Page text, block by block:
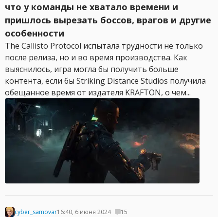
что у команды не хватало времени и
пришлось вырезать боссов, врагов и другие
особенности
The Callisto Protocol испытала трудности не только
после релиза, но и во время производства. Как
выяснилось, игра могла бы получить больше
контента, если бы Striking Distance Studios получила
обещанное время от издателя KRAFTON, о чем...
cyber_samovar16:40, 6 июня 2024 15